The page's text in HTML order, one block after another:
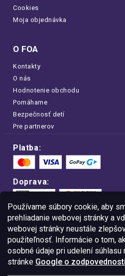
Používame súbory cookie, aby
prehliadanie webovej stránky a
webovej stránky neustále
použiteľnosť. Informácie o tom,
osobné údaje pri udelení súhlasu
stránke Google o
Cookies
Moja objednávka
O FOA
Kontakty
O nás
Hodnotenie obchodu
Pomáhame
Bezpečnosť detí
Pre partnerov
Platba:
Doprava:
Nakupujte na
Vďaka
dáta v